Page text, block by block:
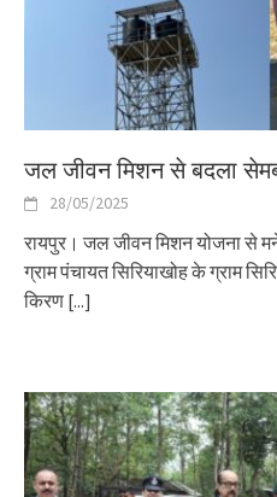
जल जीवन मिशन से बदला
28/05/2025
रायपुर। जल जीवन मिशन योजना से
ग्राम पंचायत सिरियाखोह के ग्राम
किरण [...]